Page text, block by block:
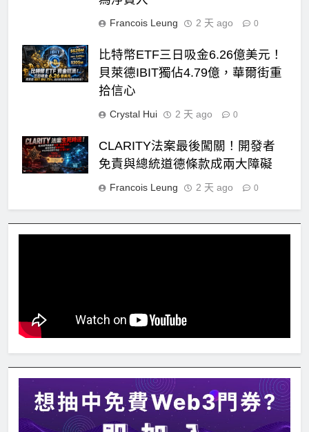
Francois Leung 2 天 ago 0
比特幣ETF三日吸金6.26億美元！
貝萊德IBIT獨佔4.79億，華爾街重
拾信心
Crystal Hui 2 天 ago 0
CLARITY法案最後闖關！開發者
免責與總統道德條款成兩大障礙
Francois Leung 2 天 ago 0